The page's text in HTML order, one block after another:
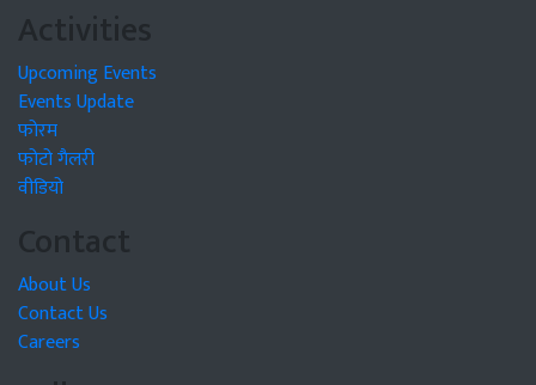
Activities
Upcoming Events
Events Update
फोरम
फोटो गैलरी
वीडियो
Contact
About Us
Contact Us
Careers